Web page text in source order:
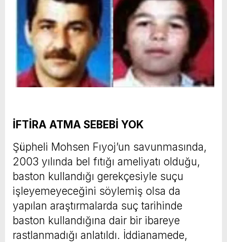
İFTİRA ATMA SEBEBİ YOK
Şüpheli Mohsen Fıyoj’un savunmasında,
2003 yılında bel fıtığı ameliyatı olduğu,
baston kullandığı gerekçesiyle suçu
işleyemeyeceğini söylemiş olsa da
yapılan araştırmalarda suç tarihinde
baston kullandığına dair bir ibareye
rastlanmadığı anlatıldı. İddianamede,